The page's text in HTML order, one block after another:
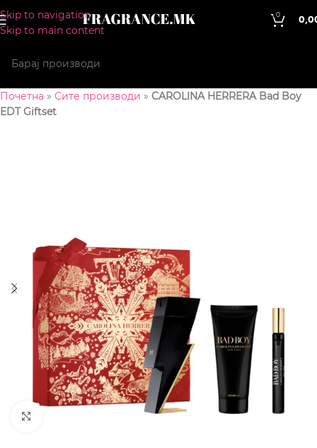
Skip to navigation
Skip to main content
0
Почетна » Сите производи » CAROLINA HERRERA Bad Boy
EDT Giftset